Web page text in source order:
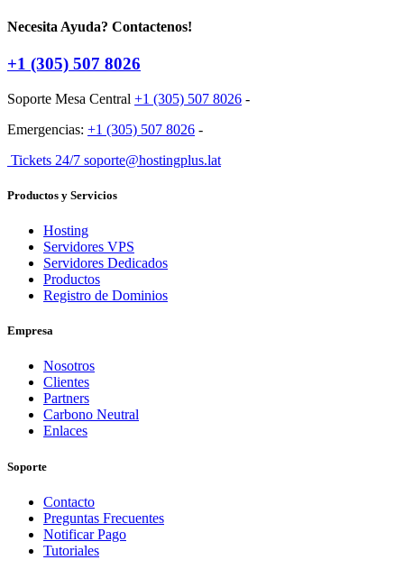
Necesita Ayuda? Contactenos!
+1 (305) 507 8026
Soporte Mesa Central +1 (305) 507 8026 -
Emergencias: +1 (305) 507 8026 -
Tickets 24/7 soporte@hostingplus.lat
Productos y Servicios
Hosting
Servidores VPS
Servidores Dedicados
Productos
Registro de Dominios
Empresa
Nosotros
Clientes
Partners
Carbono Neutral
Enlaces
Soporte
Contacto
Preguntas Frecuentes
Notificar Pago
Tutoriales